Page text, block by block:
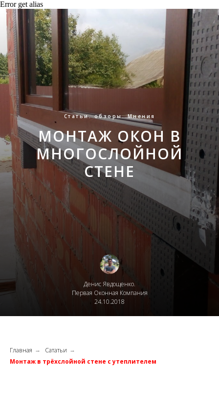
Error get alias
Статьи. обзоры. Мнения
МОНТАЖ ОКОН В
МНОГОСЛОЙНОЙ
СТЕНЕ
Денис Явдощенко.
Первая Оконная Компания
24.10.2018
Главная → Сататьи →
Монтаж в трёхслойной стене с утеплителем